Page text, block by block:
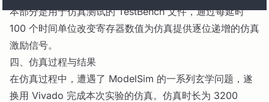
本部分是用于仿真测试的 TestBench 文件，通过每延时
100 个时间单位改变寄存器数值为仿真提供逐位递增的仿真
激励信号。
四、仿真过程与结果
在仿真过程中，遭遇了 ModelSim 的一系列玄学问题，遂
换用 Vivado 完成本次实验的仿真。仿真时长为 3200